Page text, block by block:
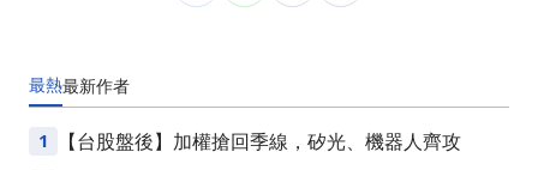
最熱最新作者
1 【台股盤後】加權搶回季線，矽光、機器人齊攻